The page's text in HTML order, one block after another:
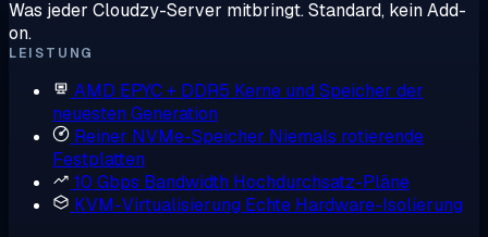
Was jeder Cloudzy-Server mitbringt. Standard, kein Add-
on.
LEISTUNG
AMD EPYC + DDR5 Kerne und Speicher der
neuesten Generation
Reiner NVMe-Speicher Niemals rotierende
Festplatten
10 Gbps Bandwidth Hochdurchsatz-Pläne
KVM-Virtualisierung Echte Hardware-Isolierung